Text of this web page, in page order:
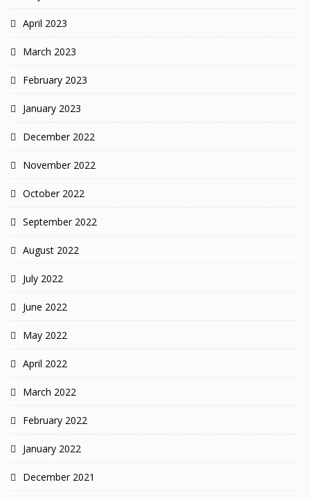
April 2023
March 2023
February 2023
January 2023
December 2022
November 2022
October 2022
September 2022
August 2022
July 2022
June 2022
May 2022
April 2022
March 2022
February 2022
January 2022
December 2021